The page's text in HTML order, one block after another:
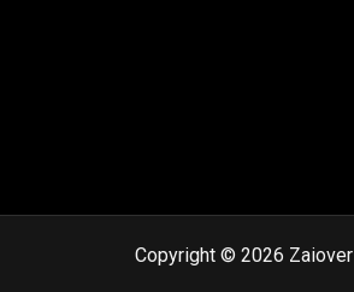
Copyright © 2026 Zaiover